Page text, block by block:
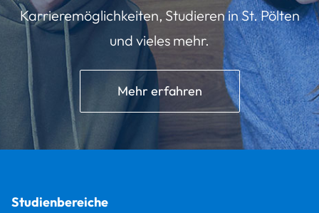
Karrieremöglichkeiten, Studieren in St. Pölten
und vieles mehr.
Mehr erfahren
Studienbereiche